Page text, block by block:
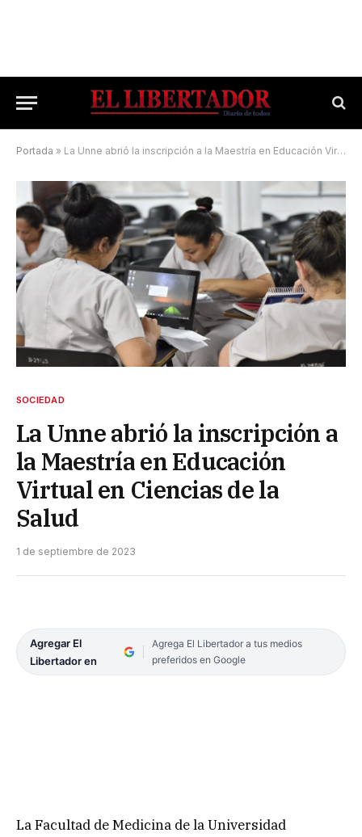
Portada » La Unne abrió la inscripción a la Maestría en Educación Virtual en Ciencias de la Salud
SOCIEDAD
La Unne abrió la inscripción a
la Maestría en Educación
Virtual en Ciencias de la
Salud
1 de septiembre de 2023
Agregar El
Libertador en
Agrega El Libertador a tus medios
preferidos en Google
La Facultad de Medicina de la Universidad